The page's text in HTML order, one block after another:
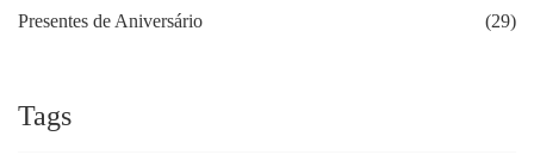
Presentes de Aniversário (29)
Tags